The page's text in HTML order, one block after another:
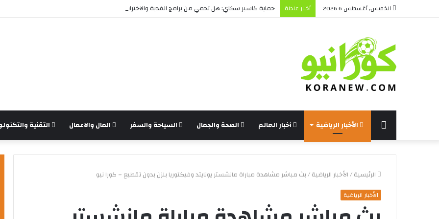
الخميس, أغسطس 6 2026 أخبار عاجلة حماية كاسبر سكاي: هل تحمي من برامج الفدية والاختراقات الحديثة؟
الرئيسة الأخبار الرياضية أخبار العالم الصحة والجمال السياحة والسفر المال والاعمال التقنية
الرئيسية/الأخبار الرياضية/بث مباشر مشاهدة مباراة مانشستر يونايتد وفيكتوريا بلزن بدون تقطيع – كورا نيو
الأخبار الرياضية